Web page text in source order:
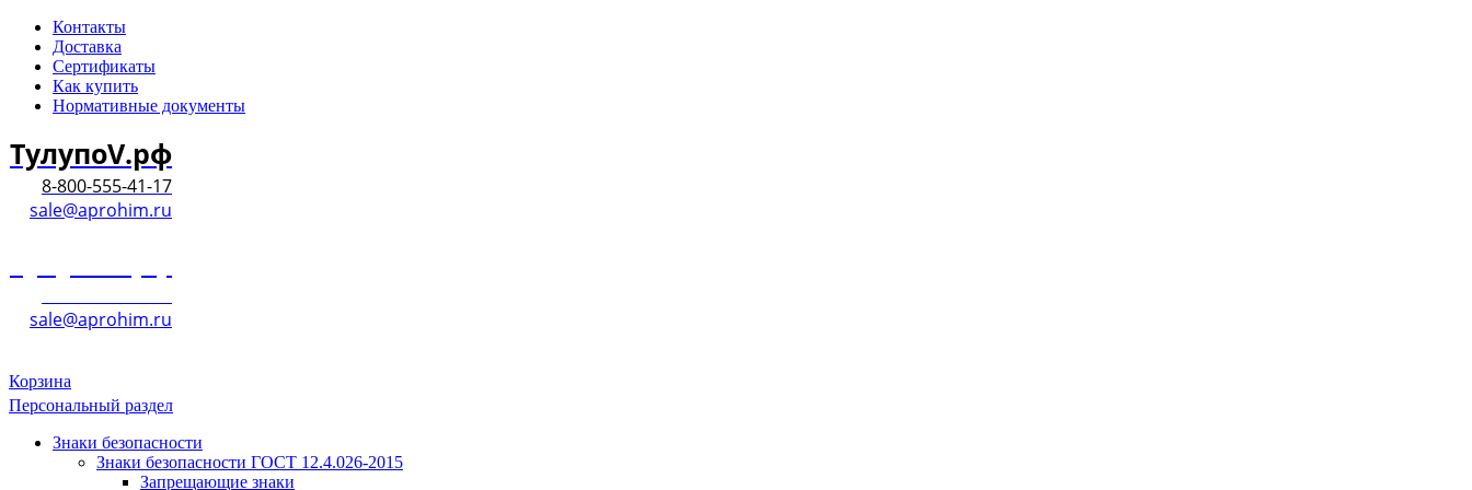
Контакты
Доставка
Сертификаты
Как купить
Нормативные документы
ТулупоV.рф
8-800-555-41-17
sale@aprohim.ru
sale@aprohim.ru
Корзина
Персональный раздел
Знаки безопасности
Знаки безопасности ГОСТ 12.4.026-2015
Запрещающие знаки